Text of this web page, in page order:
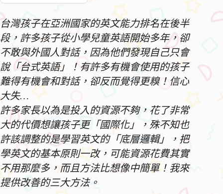
台灣孩子在亞洲國家的英文能力排名在後半
段，許多孩子從小學兒童英語開始多年，卻
不敢與外國人對話，因為他們發現自己只會
說「台式英語」！有許多有機會使用的孩子
難得有機會和對話，卻反而覺得更糗！信心
大失…
許多家長以為是投入的資源不夠，花了非常
大的代價想讓孩子更「國際化」，殊不知也
許該調整的是學習英文的「底層邏輯」，把
學英文的基本原則一改，可能資源花費其實
不用那麼多，而且方法比想像中簡單！我來
提供改善的三大方法。